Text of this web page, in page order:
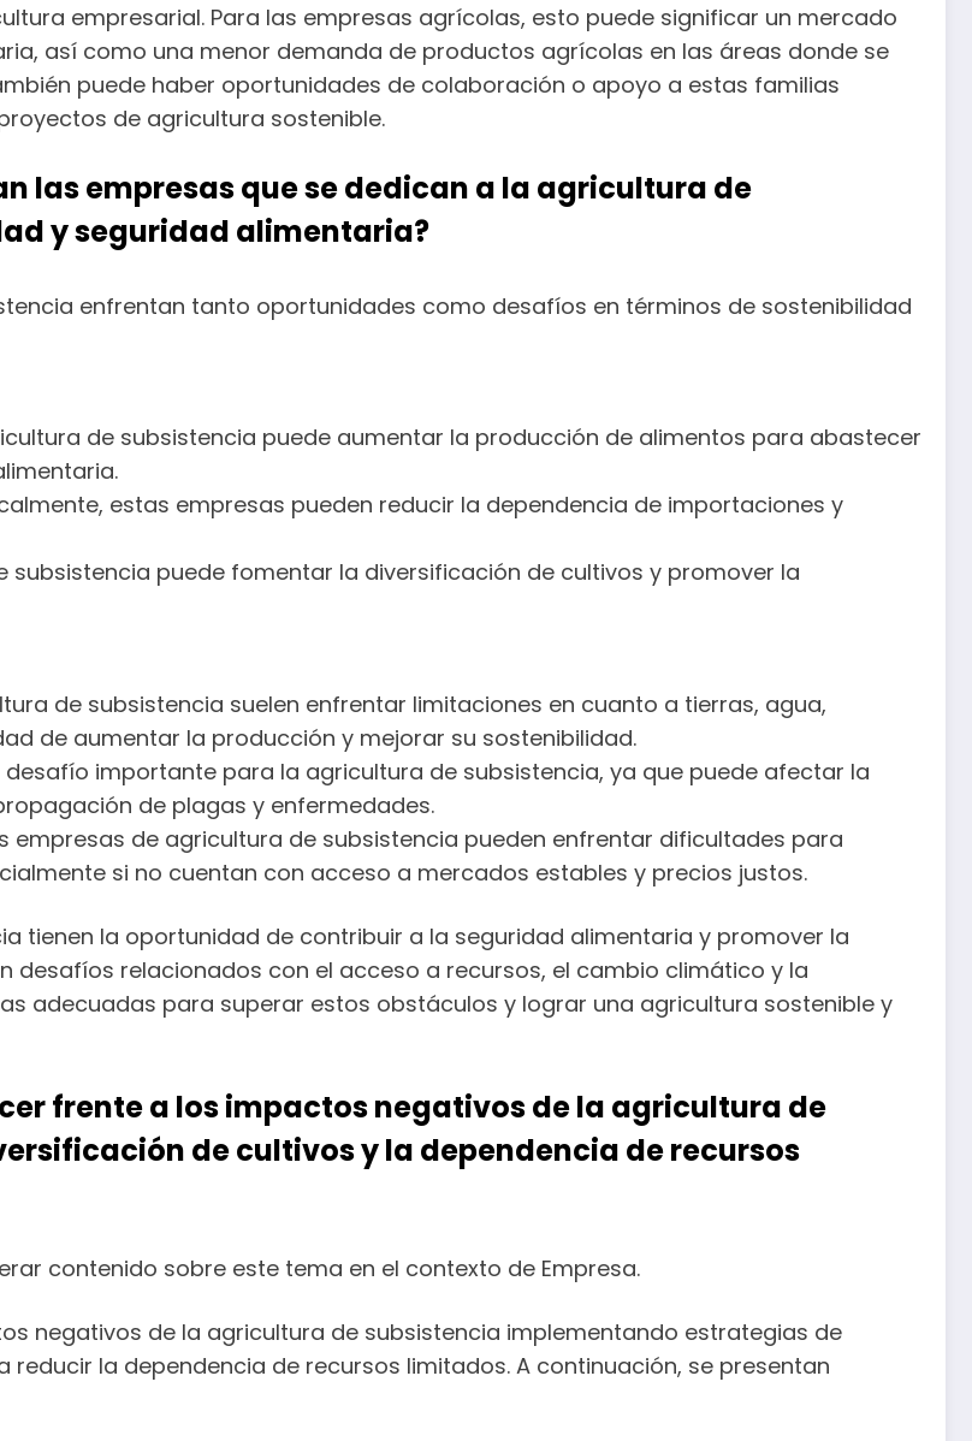
empresarial. Para las empresas agrícolas, esto puede significar un mercado
así como una menor demanda de productos agrícolas en las áreas donde se
puede haber oportunidades de colaboración o apoyo a estas familias
de agricultura sostenible.
las empresas que se dedican a la agricultura de
y seguridad alimentaria?
enfrentan tanto oportunidades como desafíos en términos de sostenibilidad
de subsistencia puede aumentar la producción de alimentos para abastecer
estas empresas pueden reducir la dependencia de importaciones y
subsistencia puede fomentar la diversificación de cultivos y promover la
de subsistencia suelen enfrentar limitaciones en cuanto a tierras, agua,
de aumentar la producción y mejorar su sostenibilidad.
importante para la agricultura de subsistencia, ya que puede afectar la
de plagas y enfermedades.
empresas de agricultura de subsistencia pueden enfrentar dificultades para
si no cuentan con acceso a mercados estables y precios justos.
tienen la oportunidad de contribuir a la seguridad alimentaria y promover la
desafíos relacionados con el acceso a recursos, el cambio climático y la
adecuadas para superar estos obstáculos y lograr una agricultura sostenible y
frente a los impactos negativos de la agricultura de
de cultivos y la dependencia de recursos
contenido sobre este tema en el contexto de Empresa.
negativos de la agricultura de subsistencia implementando estrategias de
la dependencia de recursos limitados. A continuación, se presentan